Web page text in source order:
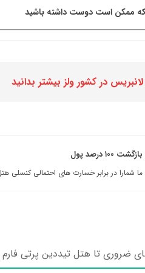
ممکن است دوست داشته باشید
در کشور ولز بیشتر بدانید
بازگشت ۱۰۰ درصد پول
ما شمارا در برابر خسارت های احتمالی کنسلی
ضروری تا هتل تیددین پرتی فارم